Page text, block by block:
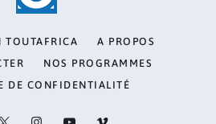
TOUTAFRICA
A PROPOS
NOS PROGRAMMES
DE CONFIDENTIALITÉ